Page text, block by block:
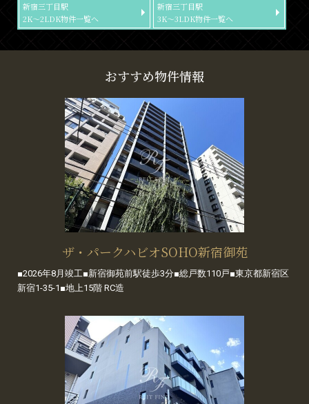
新宿三丁目駅
2K～2LDK物件一覧へ
新宿三丁目駅
3K～3LDK物件一覧へ
おすすめ物件情報
ザ・パークハビオSOHO新宿御苑
■2026年8月竣工■新宿御苑前駅徒歩3分■総戸数110戸■東京都新宿区
新宿1-35-1■地上15階 RC造